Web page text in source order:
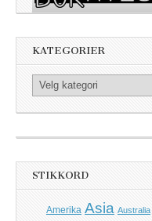
KATEGORIER
Kategorier
STIKKORD
Amerika Asia Australia